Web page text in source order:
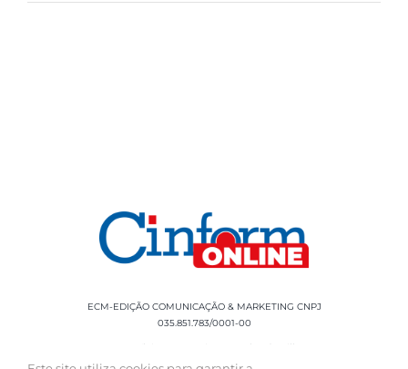
ECM-EDIÇÃO COMUNICAÇÃO & MARKETING CNPJ
035.851.783/0001-00
Rua Sílvio Cesar Leite, 90 Salgado Filho -
Aracaju, SE, CEP: 49020-060 Fone: +55 79